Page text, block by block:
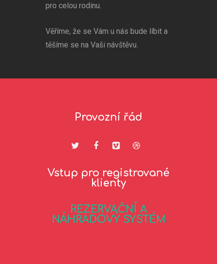
pro celou rodinu.
Věříme, že se Vám u nás bude líbit a
těšíme se na Vaši návštěvu.
Provozní řád
Vstup pro registrované
klienty
REZERVAČNÍ A
NÁHRADOVÝ SYSTÉM